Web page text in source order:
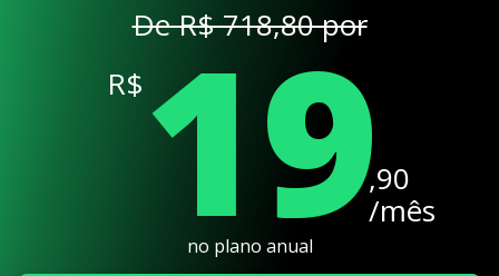
De R$ 718,80 por
R$ 19,90
/mês
no plano anual